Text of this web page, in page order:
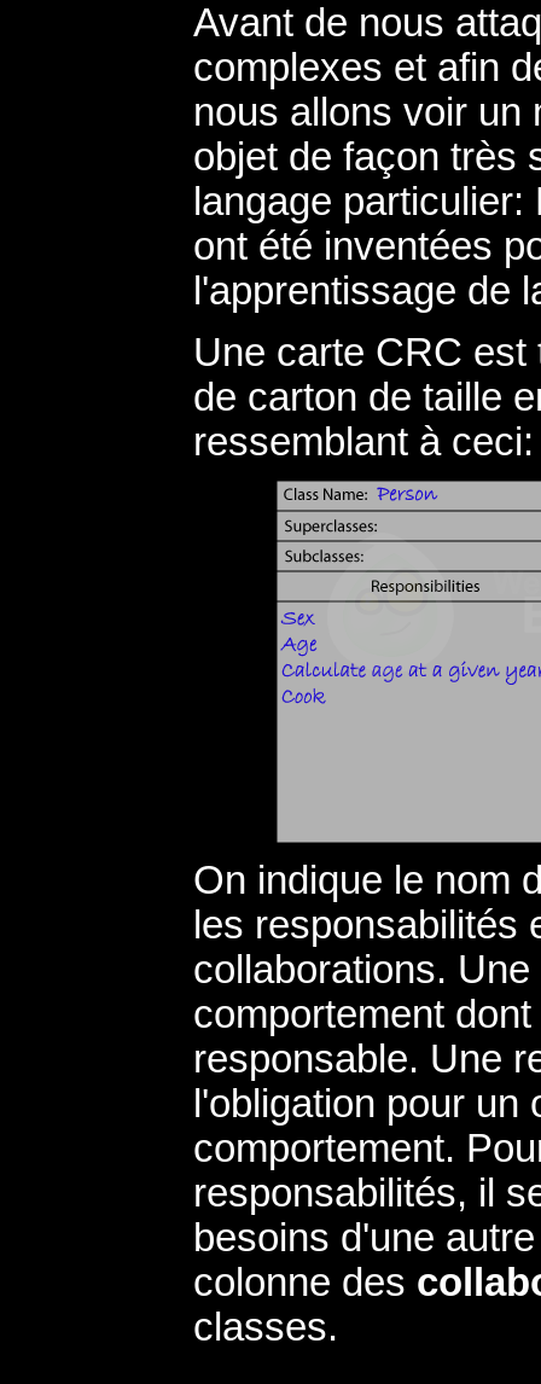
Avant de nous
complexes et afin
nous allons voir un
objet de façon très
langage
ont été inventées
l'apprentissage de
Une carte CRC
de carton de taille
ressemblant à ceci:
On indique le nom
les responsabilités
collaborations. Une
comportement
responsable. Une
l'obligation pour
comportement.
responsabilités, il
besoins d'une
colonne des
classes.